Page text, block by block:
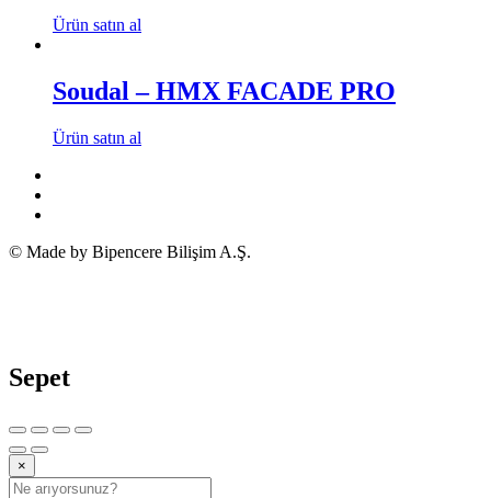
Ürün satın al
Soudal – HMX FACADE PRO
Ürün satın al
© Made by Bipencere Bilişim A.Ş.
Sepet
×